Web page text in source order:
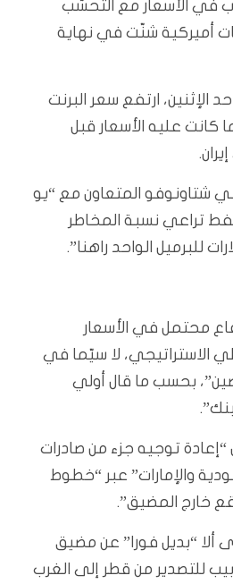
في الأسعار مع التحسّب
أميركية شنّت في نهاية
الإثنين، ارتفع سعر البرنت
بما كانت عليه الأسعار قبل
شتاونوفو المتعاون مع “يو
تراعي نسبة المخاطر
محتمل في الأسعار
الاستراتيجي، لا سيّما في
بحسب ما قال أولي
“إعادة توجيه جزء من صادرات
والإمارات” عبر “خطوط
خارج المضيق”.
ألا “بديل فورا” عن مضيق
للتصدير من قطر إلى الغرب